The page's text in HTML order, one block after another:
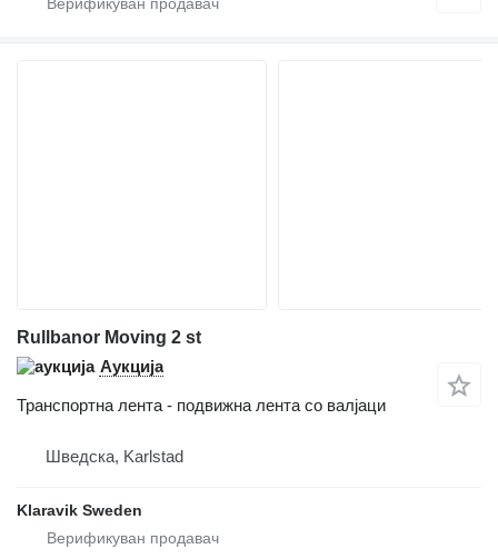
Rullbanor Moving 2 st
Аукција
Транспортна лента - подвижна лента со валјаци
Шведска, Karlstad
Klaravik Sweden